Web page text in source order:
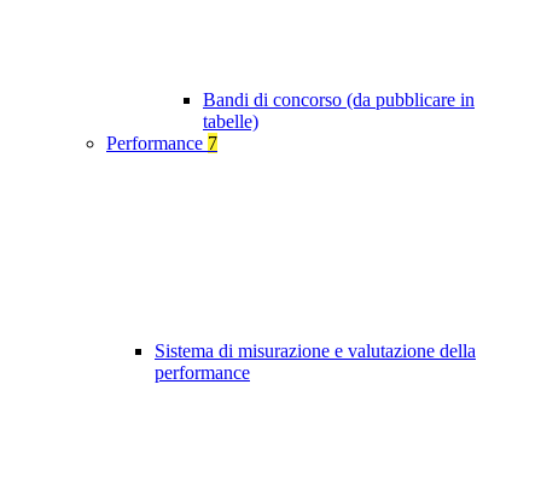
Bandi di concorso (da pubblicare in
tabelle)
Performance 7
Sistema di misurazione e valutazione della
performance